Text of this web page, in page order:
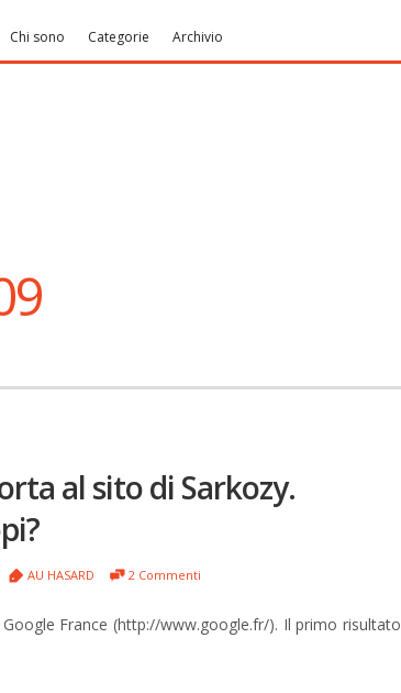
Chi sono Categorie Archivio
al sito di Sarkozy.
AU HASARD 2 Commenti
France (http://www.google.fr/). Il primo risultato